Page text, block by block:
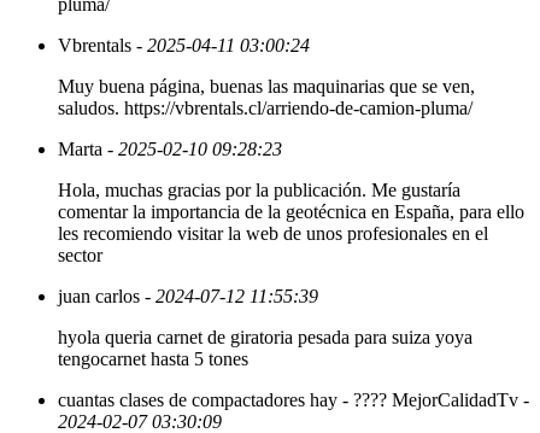
Vbrentals - 2025-04-11 03:00:24
Muy buena página, buenas las maquinarias que se ven,
saludos. https://vbrentals.cl/arriendo-de-camion-pluma/
Marta - 2025-02-10 09:28:23
Hola, muchas gracias por la publicación. Me gustaría
comentar la importancia de la geotécnica en España, para ello
les recomiendo visitar la web de unos profesionales en el
sector
juan carlos - 2024-07-12 11:55:39
hyola queria carnet de giratoria pesada para suiza yoya
tengocarnet hasta 5 tones
cuantas clases de compactadores hay - ???? MejorCalidadTv -
2024-02-07 03:30:09